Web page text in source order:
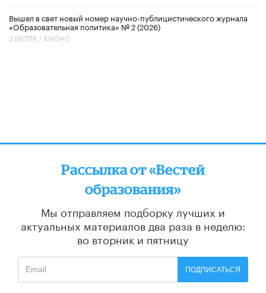
Вышел в свет новый номер научно-публицистического журнала
«Образовательная политика» № 2 (2026)
3 ИЮЛЯ / АНОНС
Рассылка от «Вестей
образования»
Мы отправляем подборку лучших и
актуальных материалов два раза в неделю:
во вторник и пятницу
ПОДПИСАТЬСЯ